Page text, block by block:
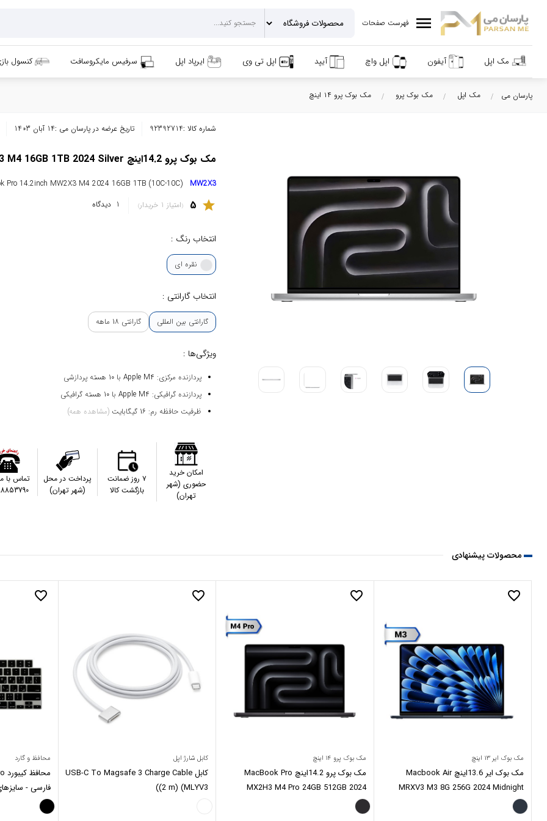
menu فهرست صفحات
مک اپل آیفون اپل واچ آیپد اپل تی وی ایرپاد اپل سرفیس مایکروسافت کنسول
پارسان می مک اپل مک بوک پرو مک بوک پرو ۱۴ اینچ
شماره کالا :92392714 تاریخ عرضه در پارسان می :14 آبان 1403
مک بوک پرو 14.2اینچ MacBook Pro MW2X3 M4 16GB 1TB 2024 Silver
Pro 14.2inch MW2X3 M4 2024 16GB 1TB (10C-10C) MW2X3
star
5 امتیاز 1 خریدار 1 دیدگاه
انتخاب رنگ :
نقره ای
انتخاب گارانتی :
گارانتی بین المللی گارانتی 18 ماهه
ویژگی‌ها :
پردازنده مرکزی: Apple M4 با 10 هسته پردازشی
پردازنده گرافیکی: Apple M4 با 10 هسته گرافیکی
ظرفیت حافظه رم: 16 گیگابایت
(مشاهده همه)
امکان خرید
حضوری (شهر
تهران)
۷ روز ضمانت
بازگشت کالا
پرداخت در محل
(شهر تهران)
تماس با
محصولات پیشنهادی
favorite_border
مک بوک ایر ۱۳ اینچ
مک بوک ایر 13.6اینچ Macbook Air
MRXV3 M3 8G 256G 2024 Midnight
favorite_border
مک بوک پرو ۱۴ اینچ
مک بوک پرو 14.2اینچ MacBook Pro
MX2H3 M4 Pro 24GB 512GB 2024
Space Black
favorite_border
کابل شارژ اپل
کابل USB-C To Magsafe 3 Charge Cable
(2 m) (MLYV3)
favorite_border
محافظ و گارد
فارسی - سایزهای ۱۳، ۱۴ و ۱۶